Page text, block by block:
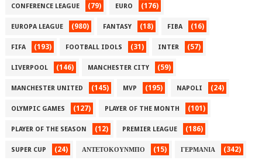
CONFERENCE LEAGUE (79) EURO (176)
EUROPA LEAGUE (980) FANTASY (18) FIBA (16)
FIFA (193) FOOTBALL IDOLS (31) INTER (57)
LIVERPOOL (146) MANCHESTER CITY (59)
MANCHESTER UNITED (145) MVP (195) NAPOLI (24)
OLYMPIC GAMES (127) PLAYER OF THE MONTH (101)
PLAYER OF THE SEASON (12) PREMIER LEAGUE (186)
SUPER CUP (24) ΑΝΤΕΤΟΚΟΥΝΜΠΟ (15) ΓΕΡΜΑΝΙΑ (342)